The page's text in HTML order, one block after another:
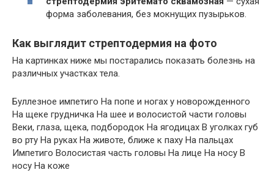
форма заболевания, без мокнущих пузырьков.
Как выглядит стрептодермия на фото
На картинках ниже мы постарались показать болезнь на
различных участках тела.
Буллезное импетиго На попе и ногах у новорожденного
На щеке грудничка На шее и волосистой части головы
Веки, глаза, щека, подбородок На ягодицах В уголках губ
во рту На руках На животе, ближе к паху На пальцах
Импетиго Волосистая часть головы На лице На носу В
носу На коже